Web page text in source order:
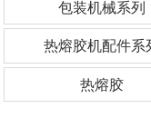
包装机械系列
热熔胶机配件系
热熔胶